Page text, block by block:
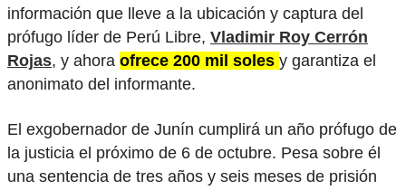
información que lleve a la ubicación y captura del
prófugo líder de Perú Libre, Vladimir Roy Cerrón
Rojas, y ahora ofrece 200 mil soles y garantiza el
anonimato del informante.
El exgobernador de Junín cumplirá un año prófugo de
la justicia el próximo de 6 de octubre. Pesa sobre él
una sentencia de tres años y seis meses de prisión